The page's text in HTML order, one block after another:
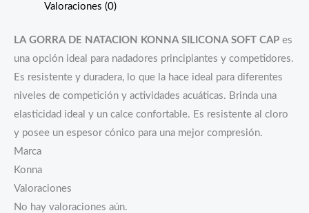
Valoraciones (0)
LA GORRA DE NATACION KONNA SILICONA SOFT CAP es
una opción ideal para nadadores principiantes y competidores.
Es resistente y duradera, lo que la hace ideal para diferentes
niveles de competición y actividades acuáticas. Brinda una
elasticidad ideal y un calce confortable. Es resistente al cloro
y posee un espesor cónico para una mejor compresión.
Marca
Konna
Valoraciones
No hay valoraciones aún.